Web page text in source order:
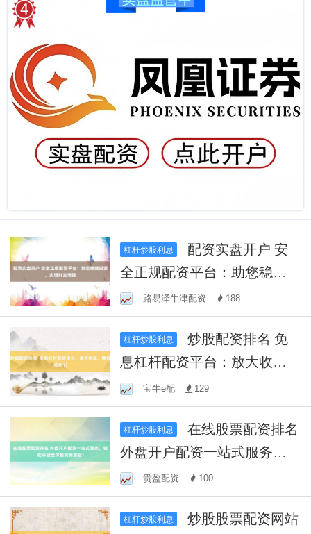
杠杆炒股利息
全正规配资平台：助您稳健
投资，实现财富增值
路易泽牛津配资 188
杠杆炒股利息
炒股配资排名 免
息杠杆配资平台：放大收
益，降低成本 ()
宝牛e配 129
杠杆炒股利息
在线股票配资排名
外盘开户配资一站式服务，
轻松开启全球投资新旅程！
贵盈配资 100
杠杆炒股利息
炒股股票配资网站